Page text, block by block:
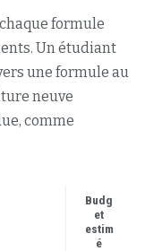
formule
Un étudiant
une formule au
neuve
comme
Budg
et
estim
é